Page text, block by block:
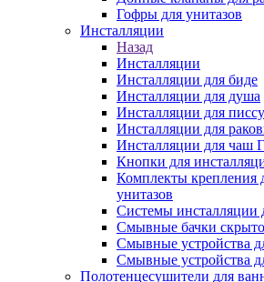
Гофры для унитазов
Инсталляции
Назад
Инсталляции
Инсталляции для биде
Инсталляции для душа
Инсталляции для
Инсталляции для
Инсталляции для чаш
Кнопки для
Комплекты крепления
унитазов
Системы инсталляции
Смывные бачки
Смывные устройства
Смывные устройства
Полотенцесушители для